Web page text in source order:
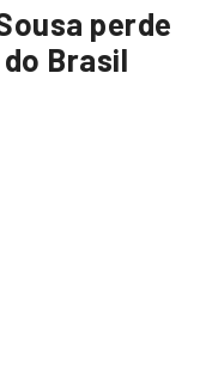
perde
Brasil